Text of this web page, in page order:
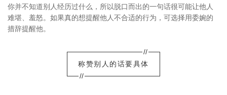
你并不知道别人经历过什么，所以脱口而出的一句话很可能让他人
难堪、羞怒。如果真的想提醒他人不合适的行为，可选择用委婉的
措辞提醒他。
//
称赞别人的话要具体
//